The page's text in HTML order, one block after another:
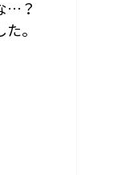
…？
。